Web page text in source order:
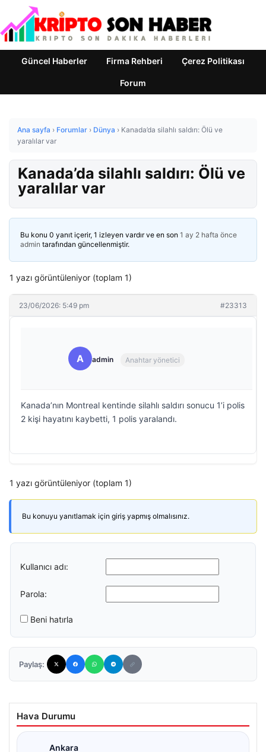
Güncel Haberler Firma Rehberi Çerez Politikası
Forum
Ana sayfa › Forumlar › Dünya › Kanada’da silahlı saldırı: Ölü ve
yaralılar var
Kanada’da silahlı saldırı: Ölü ve
yaralılar var
Bu konu 0 yanıt içerir, 1 izleyen vardır ve en son 1 ay 2 hafta önce
admin tarafından güncellenmiştir.
1 yazı görüntüleniyor (toplam 1)
23/06/2026: 5:49 pm #23313
A admin Anahtar yönetici
Kanada’nın Montreal kentinde silahlı saldırı sonucu 1’i polis
2 kişi hayatını kaybetti, 1 polis yaralandı.
1 yazı görüntüleniyor (toplam 1)
Bu konuyu yanıtlamak için giriş yapmış olmalısınız.
Kullanıcı adı:
Parola:
Beni hatırla
Paylaş:
Hava Durumu
Ankara